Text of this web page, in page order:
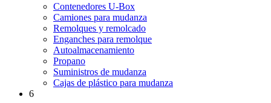
Contenedores U-Box
Camiones para mudanza
Remolques y remolcado
Enganches para remolque
Autoalmacenamiento
Propano
Suministros de mudanza
Cajas de plástico para mudanza
6